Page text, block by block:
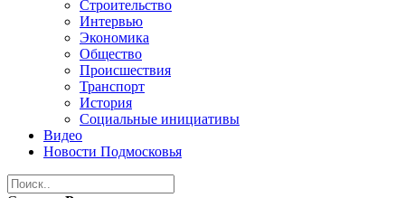
Строительство
Интервью
Экономика
Общество
Происшествия
Транспорт
История
Социальные инициативы
Видео
Новости Подмосковья